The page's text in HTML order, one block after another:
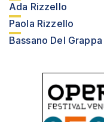
Ada Rizzello
Paola Rizzello
Bassano Del Grappa